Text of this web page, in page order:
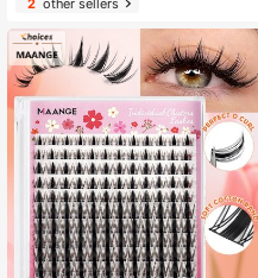
シーラーブラシ、コントゥアブラ
ャドウブラシ、アイライナーブラ
シ、アイブロウブラシ、ディテール
ブラシ、フェイスブラシ、ハイライ
ターブラシ、女性と女の子用トラベ
ルメイクブラシセット
2other sellers